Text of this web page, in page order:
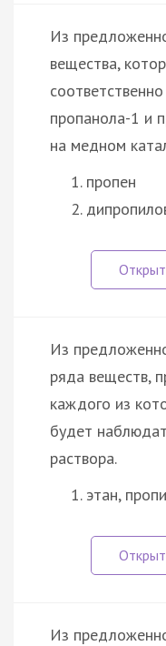
Из
вещества,
пропанола-1 и
на медном
пропен
Из
ряда веществ,
каждого из
будет
раствора.
этан,
Из